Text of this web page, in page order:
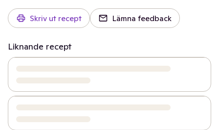
Skriv ut recept Lämna feedback
Liknande recept